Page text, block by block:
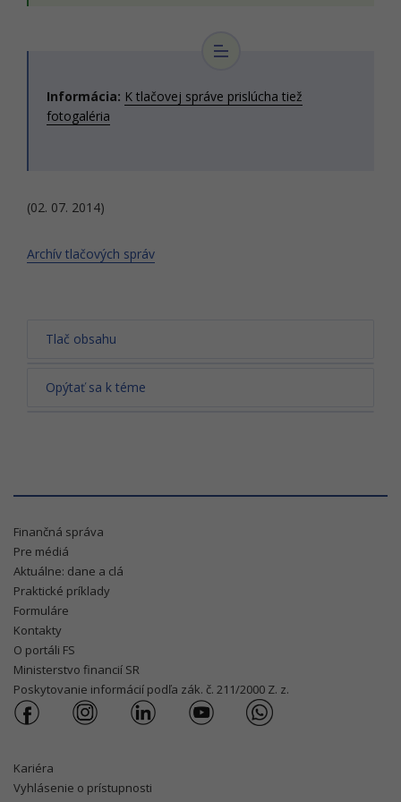
Informácia: K tlačovej správe prislúcha tiež
fotogaléria
(02. 07. 2014)
Archív tlačových správ
Tlač obsahu
Opýtať sa k téme
Finančná správa
Pre médiá
Aktuálne: dane a clá
Praktické príklady
Formuláre
Kontakty
O portáli FS
Ministerstvo financií SR
Poskytovanie informácií podľa zák. č. 211/2000 Z. z.
Kariéra
Vyhlásenie o prístupnosti